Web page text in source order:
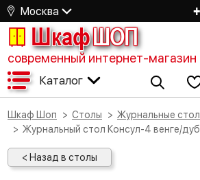
Москва
ШкафШОП
современный интернет-
Каталог
Шкаф Шоп Столы
Журнальные
Журнальный стол Консул-4 венге/
< Назад в столы